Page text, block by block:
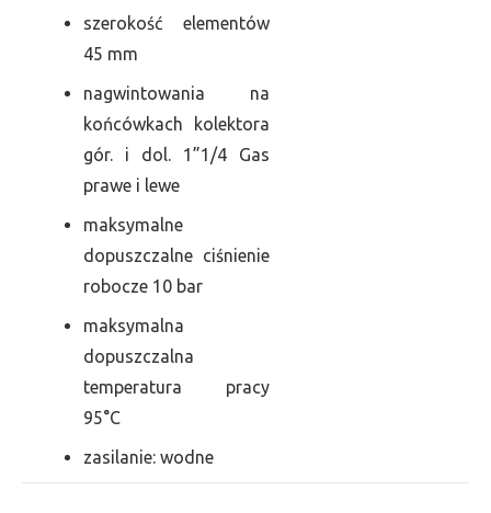
szerokość elementów
45 mm
nagwintowania na
końcówkach kolektora
gór. i dol. 1”1/4 Gas
prawe i lewe
maksymalne
dopuszczalne ciśnienie
robocze 10 bar
maksymalna
dopuszczalna
temperatura pracy
95°C
zasilanie: wodne